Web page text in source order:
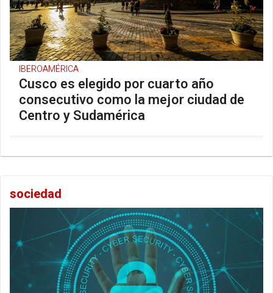
IBEROAMÉRICA
Cusco es elegido por cuarto año
consecutivo como la mejor ciudad de
Centro y Sudamérica
sociedad